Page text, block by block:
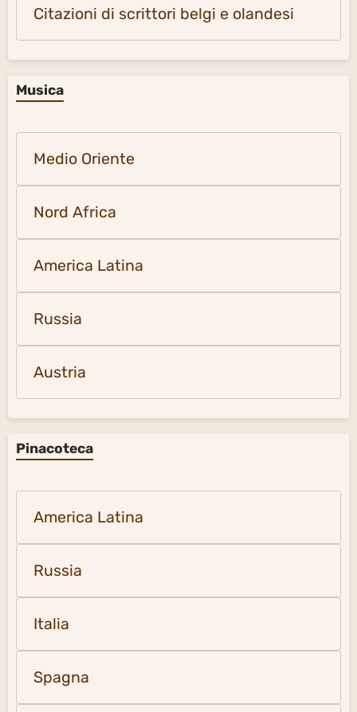
Citazioni di scrittori belgi e olandesi
Musica
Medio Oriente
Nord Africa
America Latina
Russia
Austria
Pinacoteca
America Latina
Russia
Italia
Spagna